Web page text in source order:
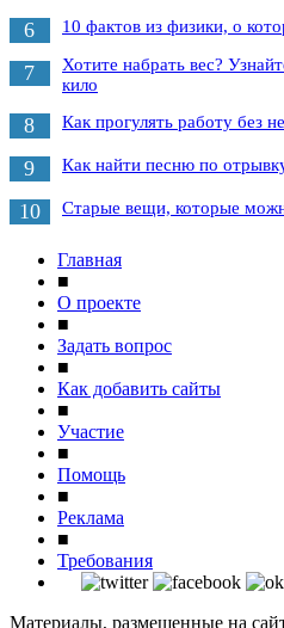
6 10 фактов из физики, о
7
Хотите набрать вес?
кило
8 Как прогулять работу без
9 Как найти песню по
10 Старые вещи, которые
Главная
■
О проекте
■
Задать вопрос
■
Как добавить сайты
■
Участие
■
Помощь
■
Реклама
■
Требования
Материалы, размещенные на